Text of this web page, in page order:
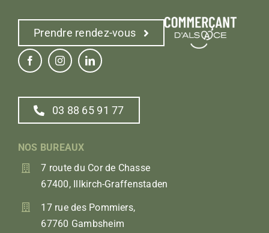
Prendre rendez-vous
03 88 65 91 77
NOS BUREAUX
7 route du Cor de Chasse
67400, Illkirch-Graffenstaden
17 rue des Pommiers,
67760 Gambsheim